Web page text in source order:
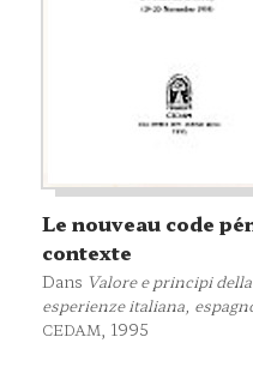
Le nouveau code
contexte
Dans Valore e principi
esperienze italiana,
CEDAM, 1995